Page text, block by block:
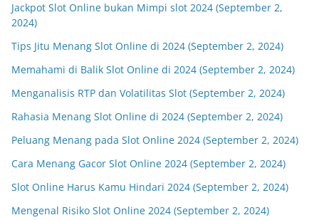
Jackpot Slot Online bukan Mimpi slot 2024 (September 2,
2024)
Tips Jitu Menang Slot Online di 2024 (September 2, 2024)
Memahami di Balik Slot Online di 2024 (September 2, 2024)
Menganalisis RTP dan Volatilitas Slot (September 2, 2024)
Rahasia Menang Slot Online di 2024 (September 2, 2024)
Peluang Menang pada Slot Online 2024 (September 2, 2024)
Cara Menang Gacor Slot Online 2024 (September 2, 2024)
Slot Online Harus Kamu Hindari 2024 (September 2, 2024)
Mengenal Risiko Slot Online 2024 (September 2, 2024)